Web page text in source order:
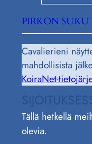
PIRKON
Cavalierieni
mahdollisista
KoiraNet-
Tällä hetkellä
olevia.